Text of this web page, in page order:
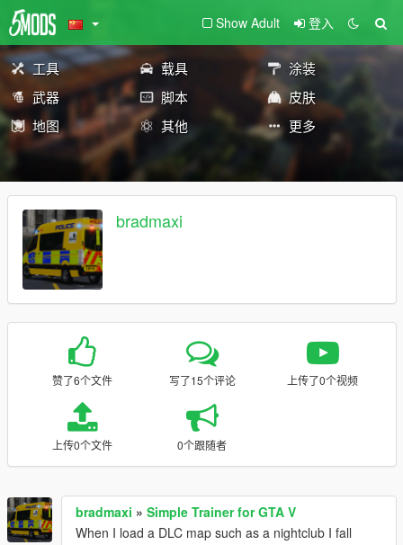
Show Adult 登入
工具 载具
涂装
武器
脚本
皮肤
地图
其他 更多
bradmaxi
赞了6个文件 写了15个评论 上传了0个视频
上传0个文件 0个跟随者
bradmaxi » Simple Trainer for GTA V
When I load a DLC map such as a nightclub I fall